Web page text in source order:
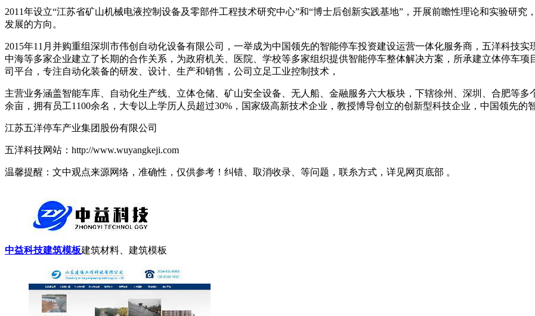
2011年设立“江苏省矿山机械电液控制设备及零部件工程技术研究中心”和“博士后创新实践基地”，开展前瞻性理论和实验研
发展的方向。
2015年11月并购重组深圳市伟创自动化设备有限公司，一举成为中国领先的智能停车投资建设运营一体化服务商，五洋科技
中海等多家企业建立了长期的合作关系，为政府机关、医院、学校等多家组织提供智能停车整体解决方案，所承建立体停车
司平台，专注自动化装备的研发、设计、生产和销售，公司立足工业控制技术，
主营业务涵盖智能车库、自动化生产线、立体仓储、矿山安全设备、无人船、金融服务六大板块，下辖徐州、深圳、合肥等
余亩，拥有员工1100余名，大专以上学历人员超过30%，国家级高新技术企业，教授博导创立的创新型科技企业，中国领先的
江苏五洋停车产业集团股份有限公司
五洋科技网站：http://www.wuyangkeji.com
温馨提醒：文中观点来源网络，准确性，仅供参考！纠错、取消收录、等问题，联糸方式，详见网页底部 。
中益科技建筑模板建筑材料、建筑模板